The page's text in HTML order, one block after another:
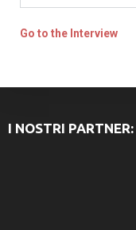
Go to the Interview
I NOSTRI PARTNER: